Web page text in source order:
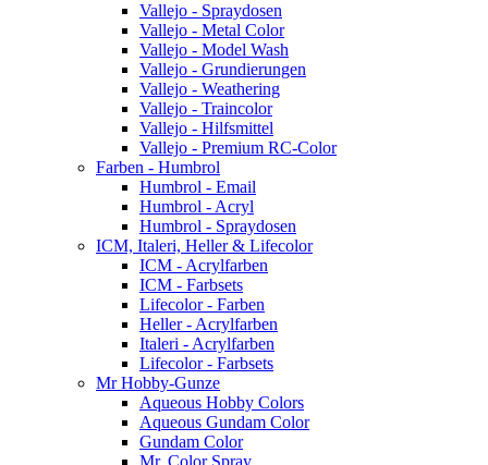
Vallejo - Spraydosen
Vallejo - Metal Color
Vallejo - Model Wash
Vallejo - Grundierungen
Vallejo - Weathering
Vallejo - Traincolor
Vallejo - Hilfsmittel
Vallejo - Premium RC-Color
Farben - Humbrol
Humbrol - Email
Humbrol - Acryl
Humbrol - Spraydosen
ICM, Italeri, Heller & Lifecolor
ICM - Acrylfarben
ICM - Farbsets
Lifecolor - Farben
Heller - Acrylfarben
Italeri - Acrylfarben
Lifecolor - Farbsets
Mr Hobby-Gunze
Aqueous Hobby Colors
Aqueous Gundam Color
Gundam Color
Mr. Color Spray